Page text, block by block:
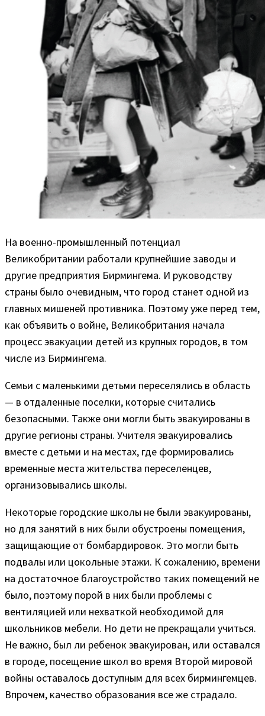
На военно-промышленный потенциал
Великобритании работали крупнейшие заводы и
другие предприятия Бирмингема. И руководству
страны было очевидным, что город станет одной из
главных мишеней противника. Поэтому уже перед тем,
как объявить о войне, Великобритания начала
процесс эвакуации детей из крупных городов, в том
числе из Бирмингема.
Семьи с маленькими детьми переселялись в область
— в отдаленные поселки, которые считались
безопасными. Также они могли быть эвакуированы в
другие регионы страны. Учителя эвакуировались
вместе с детьми и на местах, где формировались
временные места жительства переселенцев,
организовывались школы.
Некоторые городские школы не были эвакуированы,
но для занятий в них были обустроены помещения,
защищающие от бомбардировок. Это могли быть
подвалы или цокольные этажи. К сожалению, времени
на достаточное благоустройство таких помещений не
было, поэтому порой в них были проблемы с
вентиляцией или нехваткой необходимой для
школьников мебели. Но дети не прекращали учиться.
Не важно, был ли ребенок эвакуирован, или оставался
в городе, посещение школ во время Второй мировой
войны оставалось доступным для всех бирмингемцев.
Впрочем, качество образования все же страдало.